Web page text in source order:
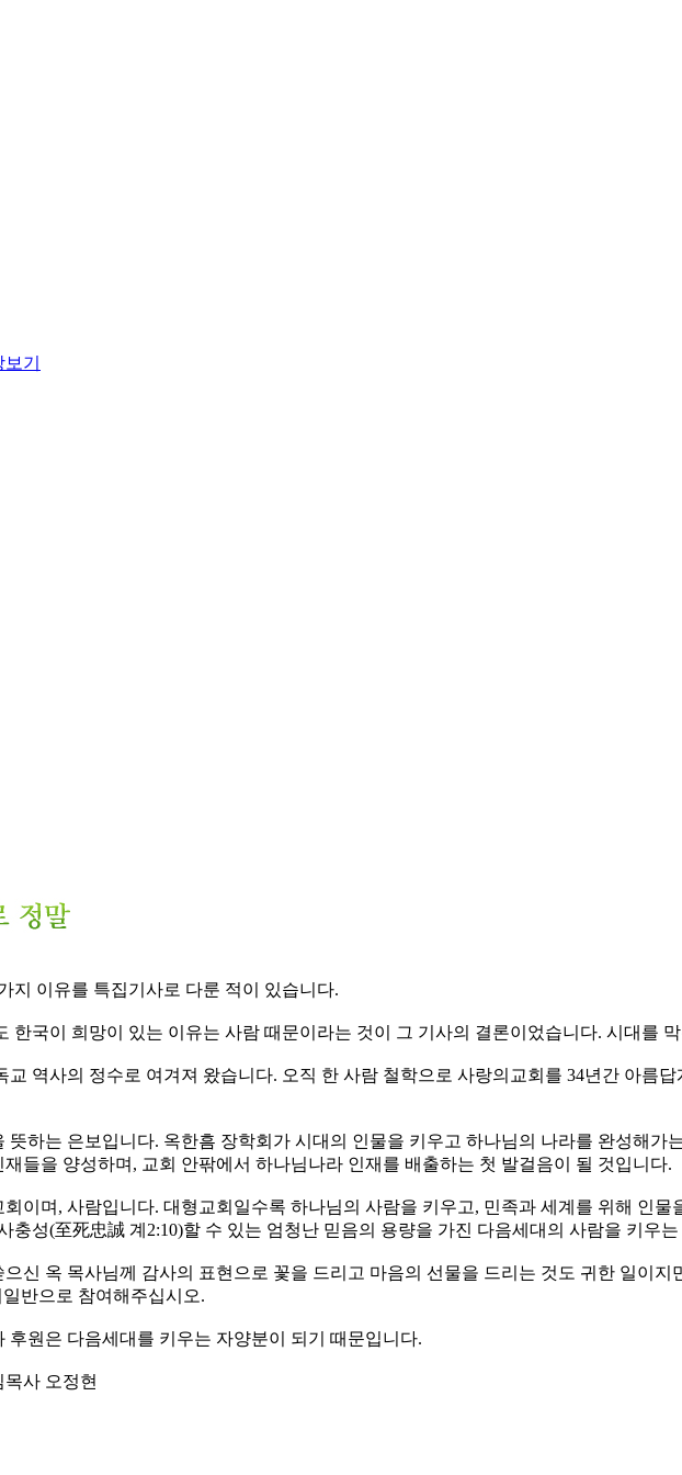
지 이유를 특집기사로 다룬 적이 있습니다.
한국이 희망이 있는 이유는 사람 때문이라는 것이 그 기사의 결론이었습니다. 시대를
교 역사의 정수로 여겨져 왔습니다. 오직 한 사람 철학으로 사랑의교회를 34년간 아름
뜻하는 은보입니다. 옥한흠 장학회가 시대의 인물을 키우고 하나님의 나라를 완성해가
들을 양성하며, 교회 안팎에서 하나님나라 인재를 배출하는 첫 발걸음이 될 것입니다.
이며, 사람입니다. 대형교회일수록 하나님의 사람을 키우고, 민족과 세계를 위해 인물
충성(至死忠誠 계2:10)할 수 있는 엄청난 믿음의 용량을 가진 다음세대의 사람을 키우
신 옥 목사님께 감사의 표현으로 꽃을 드리고 마음의 선물을 드리는 것도 귀한 일이지
반으로 참여해주십시오.
후원은 다음세대를 키우는 자양분이 되기 때문입니다.
사 오정현